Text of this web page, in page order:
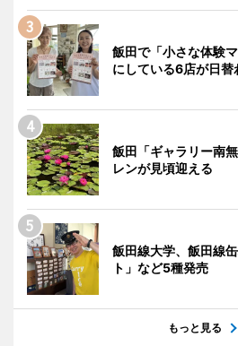
飯田で「小さな体験
にしている6店が日替
飯田「ギャラリー南
レンが見頃迎える
飯田線大学、飯田線
ト」など5種発売
もっと見る